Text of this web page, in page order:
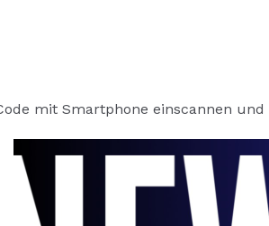
mit Smartphone einscannen